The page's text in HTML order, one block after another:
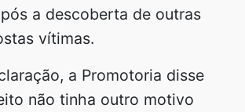
a descoberta de outras
vítimas.
a Promotoria disse
não tinha outro motivo